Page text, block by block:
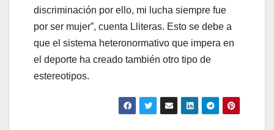
discriminación por ello, mi lucha siempre fue
por ser mujer”, cuenta Lliteras. Esto se debe a
que el sistema heteronormativo que impera en
el deporte ha creado también otro tipo de
estereotipos.